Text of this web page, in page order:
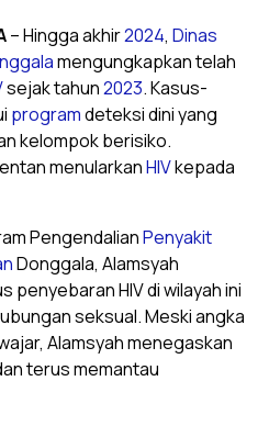
– Hingga akhir2024, Dinas
mengungkapkan telah
sejak tahun2023. Kasus-
programdeteksi dini yang
kelompok berisiko.
menularkanHIVkepada
PengendalianPenyakit
Donggala, Alamsyah
penyebaran HIV di wilayah ini
seksual. Meski angka
Alamsyah menegaskan
terus memantau